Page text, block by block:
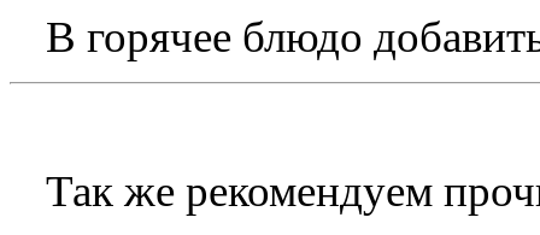
В горячее блюдо
Так же рекомендуем